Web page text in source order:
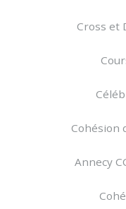
Cross et
Cohésion
Annecy